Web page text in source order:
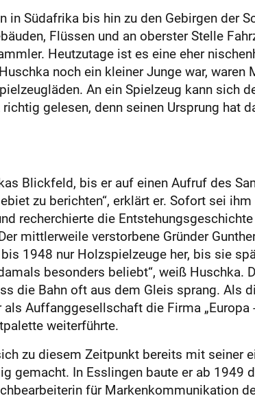
in Südafrika bis hin zu den Gebirgen der
Flüssen und an oberster Stelle
Heutzutage ist es eine eher
noch ein kleiner Junge war, waren
An ein Spielzeug kann sich
gelesen, denn seinen Ursprung hat
Blickfeld, bis er auf einen Aufruf des
zu berichten“, erklärt er. Sofort sei
recherchierte die
mittlerweile verstorbene Gründer
1948 nur Holzspielzeuge her, bis sie
besonders beliebt“, weiß Huschka.
die Bahn oft aus dem Gleis sprang. Als
Auffanggesellschaft die Firma „Europa
weiterführte.
zu diesem Zeitpunkt bereits mit seiner
gemacht. In Esslingen baute er ab 1949
für Markenkommunikation